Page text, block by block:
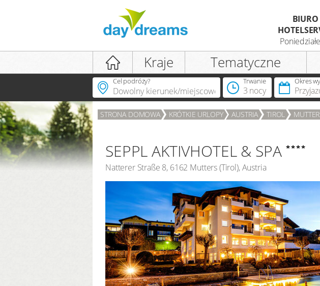
Logowanie
LOGOWANIE
Tytuł
Posiadasz już
Kraje Tematyczne
Cel podróży? Trwanie
3 nocy
Okres
STRONA DOMOWA KRÓTKIE URLOPY AUSTRIA TIROL
SEPPL AKTIVHOTEL & SPA
Natterer Straße 8, 6162 Mutters(Tirol),Austria